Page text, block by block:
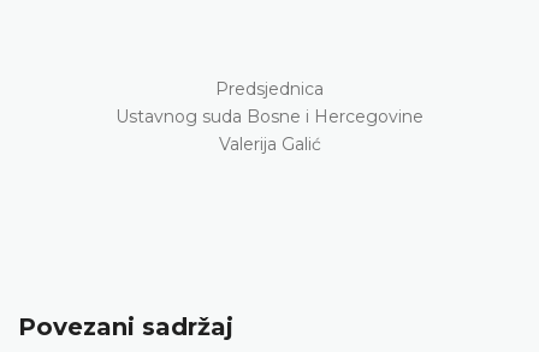
Predsjednica
Ustavnog suda Bosne i Hercegovine
Valerija Galić
Povezani sadržaj